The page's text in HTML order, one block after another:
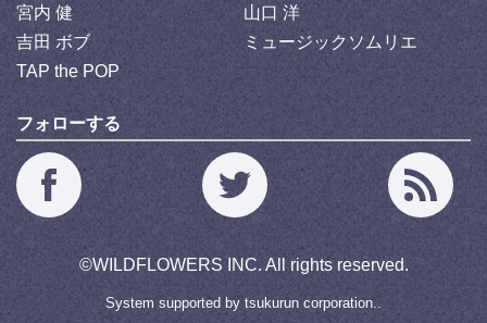
宮内 健
山口 洋
吉田 ボブ
ミュージックソムリエ
TAP the POP
フォローする
©WILDFLOWERS INC. All rights reserved.
System supported by tsukurun corporation..